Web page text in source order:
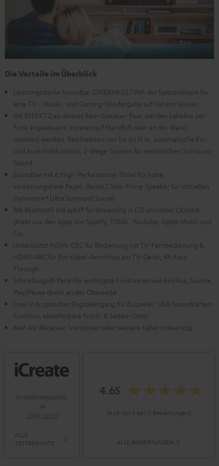
Die Vorteile im Überblick
Leistungsstarke Soundbar CINEBAR ULTIMA der Spitzenklasse für
eine TV-, Musik-, und Gaming-Wiedergabe auf hohem Niveau
Mit EFFEKT 2 als aktives Rear-Speaker-Paar, werden kabellos per
Funk angesteuert, können auf Standfuß oder an der Wand
montiert werden, Reichweiten von bis zu 15 m, automatische Ein-
und Ausschaltfunktion, 2-Wege-System für realistischen Surround-
Sound
Soundbar mit 6 High-Performance-Töner für hohe
verzerrungsfreie Pegel, davon 2 Side-Firing-Speaker für virtuellen
Dynamore® Ultra Surround Sound
Mit Bluetooth mit aptX® für Streaming in CD-ähnlicher Qualität
direkt aus den Apps von Spotify, TIDAL, Youtube, Apple Music und
Co.
Unterstützt HDMI-CEC für Bedienung mit TV-Fernbedienung &
HDMI-ARC für Ein-Kabel-Anschluss am TV-Gerät, 4K-Pass-
Through
Schnellzugriff-Panel für wichtigste Funktionen wie Ein/Aus, Source,
Play/Pause direkt an der Oberseite
Line-In & optischer Digitaleingang für Zuspieler, USB-Soundkarten-
Funktion, abnehmbare Front- & Seiten-Gitter
Kein AV-Receiver, Verstärker oder weitere Kabel notwendig
Icreatemagazine.
nl
27.10.2020
ALLE
TESTBERICHTE
4.65
(4.65 von 5 bei 17 Bewertungen)
ALLE BEWERTUNGEN